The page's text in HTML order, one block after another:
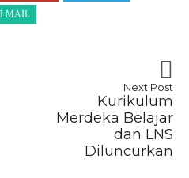
MAIL
Next Post
Kurikulum
Merdeka Belajar
dan LNS
Diluncurkan